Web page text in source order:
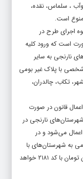
، سلماس، نقده،
است.
اجرای طرح در
است که ورود کلیه
نارنجی به سایر
با پلاک غیر بومی
تکاب، چالدران،
قانون در صورت
نارنجی در
هر ۲۴ ساعت مبلغ ۵۰۰ هزار تومان با کد ۲۱۷۷ اعمال می‌شود و در
به شهرستان‌های با
وضعیت قرمز در هر ۲۴ ساعت مبلغ یک میلیون تومان با کد ۲۱۸۱ خواهد